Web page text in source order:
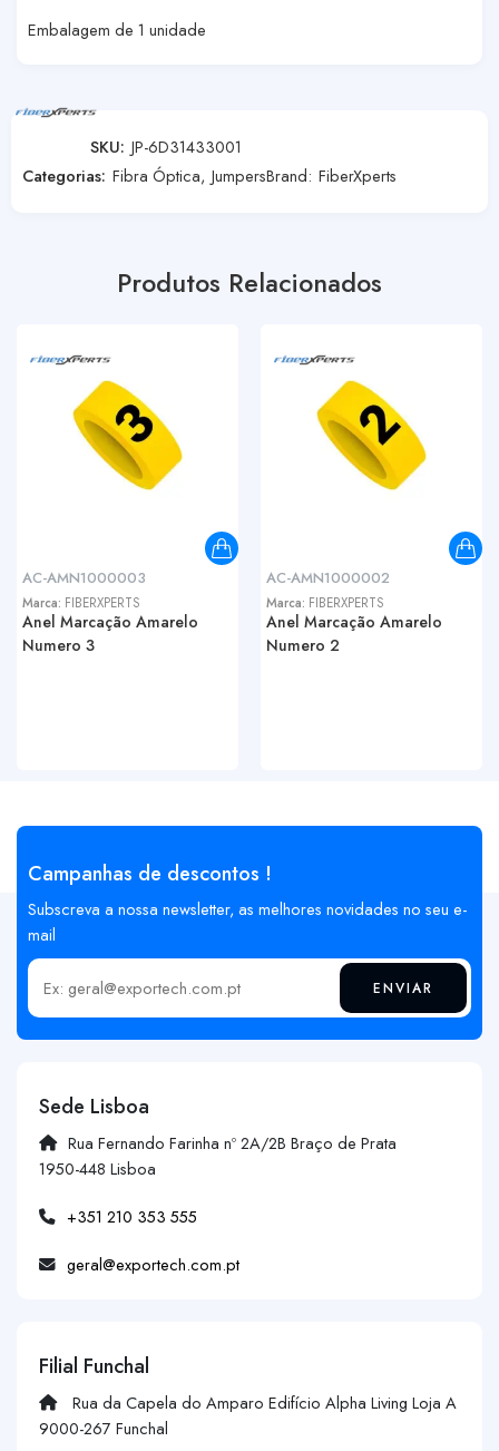
Embalagem de 1 unidade
SKU: JP-6D31433001
Categorias: Fibra Óptica, JumpersBrand: FiberXperts
Produtos Relacionados
AC-AMN1000003
Marca: FIBERXPERTS
Anel Marcação Amarelo
Numero 3
AC-AMN1000002
Marca: FIBERXPERTS
Anel Marcação Amarelo
Numero 2
Campanhas de descontos !
Subscreva a nossa newsletter, as melhores novidades no seu e-
mail
Insira o seu email ENVIAR
Sede Lisboa
Rua Fernando Farinha nº 2A/2B Braço de Prata
1950-448 Lisboa
+351 210 353 555
geral@exportech.com.pt
Filial Funchal
Rua da Capela do Amparo Edifício Alpha Living Loja A
9000-267 Funchal